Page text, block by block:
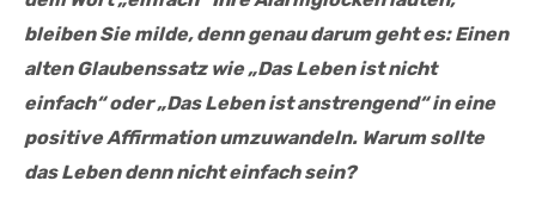
bleiben Sie milde, denn genau darum geht es: Einen
alten Glaubenssatz wie „Das Leben ist nicht
einfach“ oder „Das Leben ist anstrengend“ in eine
positive Affirmation umzuwandeln. Warum sollte
das Leben denn nicht einfach sein?